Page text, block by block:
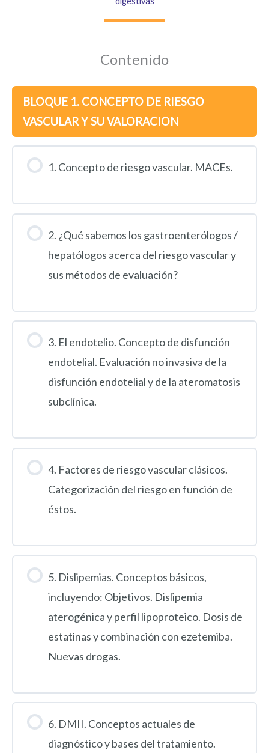
Contenido
BLOQUE 1. CONCEPTO DE RIESGO
VASCULAR Y SU VALORACION
1. Concepto de riesgo vascular. MACEs.
2. ¿Qué sabemos los gastroenterólogos /
hepatólogos acerca del riesgo vascular y
sus métodos de evaluación?
3. El endotelio. Concepto de disfunción
endotelial. Evaluación no invasiva de la
disfunción endotelial y de la ateromatosis
subclínica.
4. Factores de riesgo vascular clásicos.
Categorización del riesgo en función de
éstos.
5. Dislipemias. Conceptos básicos,
incluyendo: Objetivos. Dislipemia
aterogénica y perfil lipoproteico. Dosis de
estatinas y combinación con ezetemiba.
Nuevas drogas.
6. DMII. Conceptos actuales de
diagnóstico y bases del tratamiento.